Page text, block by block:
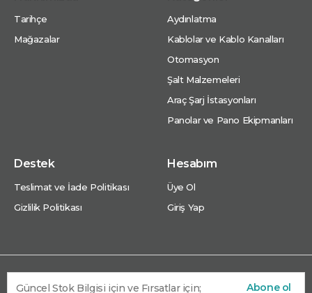
Tarihçe
Mağazalar
Aydınlatma
Kablolar ve Kablo Kanalları
Otomasyon
Şalt Malzemeleri
Araç Şarj İstasyonları
Panolar ve Pano Ekipmanları
Destek
Teslimat ve İade Politikası
Gizlilik Politikası
Hesabım
Üye Ol
Giriş Yap
Abone ol